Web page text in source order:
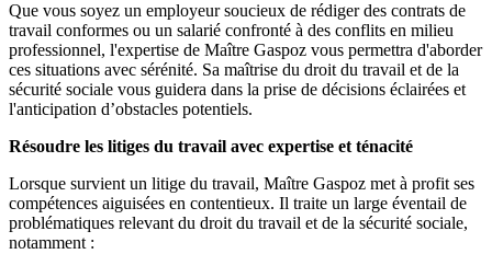
Que vous soyez un employeur soucieux de rédiger des contrats de
travail conformes ou un salarié confronté à des conflits en milieu
professionnel, l'expertise de Maître Gaspoz vous permettra d'aborder
ces situations avec sérénité. Sa maîtrise du droit du travail et de la
sécurité sociale vous guidera dans la prise de décisions éclairées et
l'anticipation d’obstacles potentiels.
Résoudre les litiges du travail avec expertise et ténacité
Lorsque survient un litige du travail, Maître Gaspoz met à profit ses
compétences aiguisées en contentieux. Il traite un large éventail de
problématiques relevant du droit du travail et de la sécurité sociale,
notamment :